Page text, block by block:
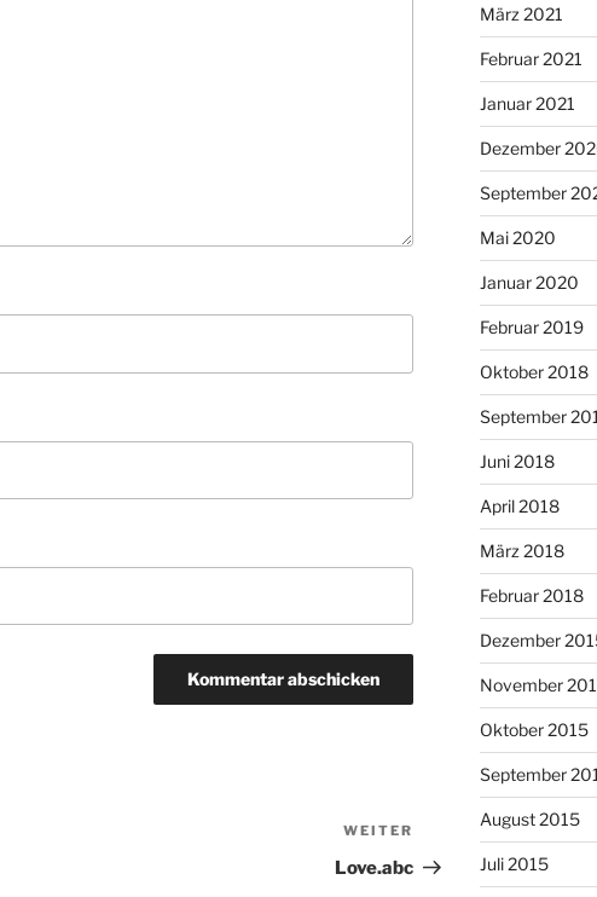
Beitrag
WEITER
Love.abc
März 2021
Februar 2021
Januar 2021
Dezember
September
Mai 2020
Januar 2020
Februar 2019
Oktober 2018
September
Juni 2018
April 2018
März 2018
Februar 2018
Dezember
November
Oktober 2015
September
August 2015
Juli 2015